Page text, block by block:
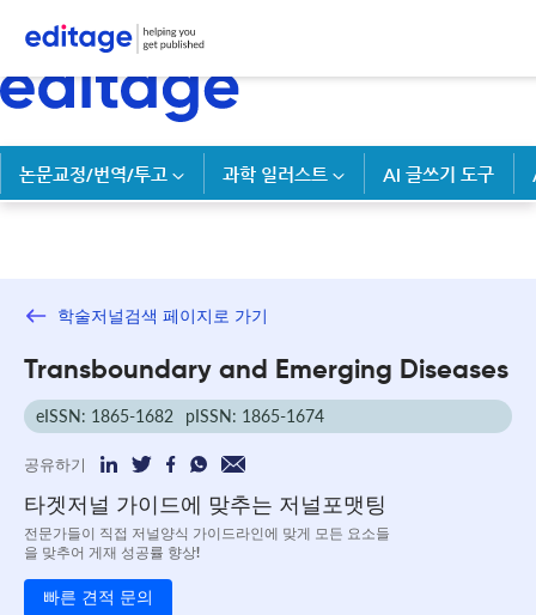
논문교정/번역/투고 과학 일러스트 AI 글쓰기 도구
학술저널검색 페이지로 가기
Transboundary and Emerging Diseases
eISSN: 1865-1682 pISSN: 1865-1674
공유하기
타겟저널 가이드에 맞추는 저널포맷팅
전문가들이 직접 저널양식 가이드라인에 맞게 모든 요소들
을 맞추어 게재 성공률 향상!
빠른 견적 문의